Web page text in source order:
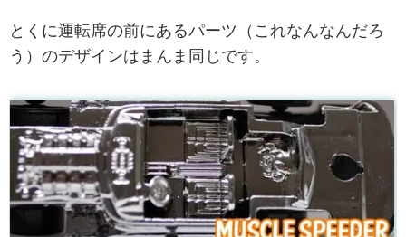
とくに運転席の前にあるパーツ（これなんなんだろ
う）のデザインはまんま同じです。